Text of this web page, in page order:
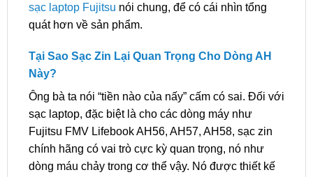
sạc laptop Fujitsu nói chung, để có cái nhìn tổng
quát hơn về sản phẩm.
Tại Sao Sạc Zin Lại Quan Trọng Cho Dòng AH
Này?
Ông bà ta nói “tiền nào của nấy” cấm có sai. Đối với
sạc laptop, đặc biệt là cho các dòng máy như
Fujitsu FMV Lifebook AH56, AH57, AH58, sạc zin
chính hãng có vai trò cực kỳ quan trọng, nó như
dòng máu chảy trong cơ thể vậy. Nó được thiết kế